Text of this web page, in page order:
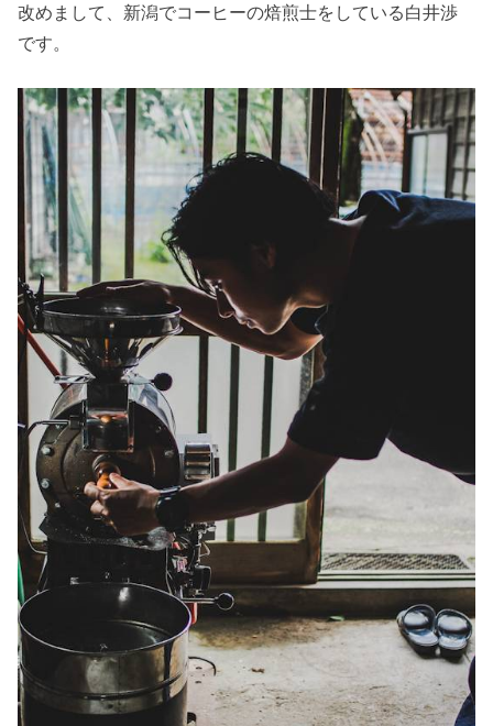
改めまして、新潟でコーヒーの焙煎士をしている白井渉
です。